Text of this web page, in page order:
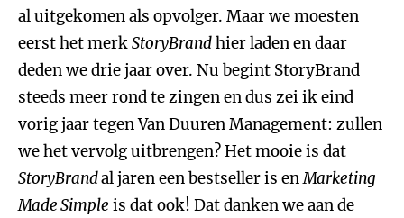
al uitgekomen als opvolger. Maar we moesten
eerst het merkStoryBrandhier laden en daar
deden we drie jaar over. Nu begint StoryBrand
steeds meer rond te zingen en dus zei ik eind
vorig jaar tegen Van Duuren Management: zullen
we het vervolg uitbrengen? Het mooie is dat
StoryBrandal jaren een bestseller is enMarketing
Made Simple is dat ook! Dat danken we aan de